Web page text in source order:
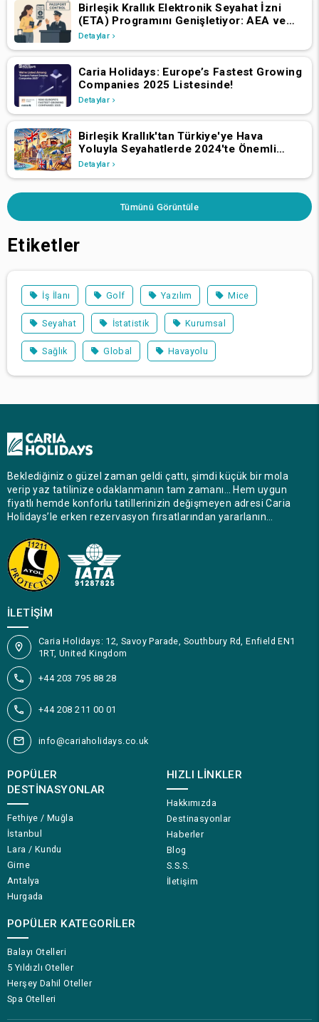
Birleşik Krallık Elektronik Seyahat İzni
(ETA) Programını Genişletiyor: AEA ve
İsviçre Vatandaşlarının 2 Nisan 2025'ten
Detaylar
Caria Holidays: Europe’s Fastest Growing
Companies 2025 Listesinde!
Detaylar
Birleşik Krallık'tan Türkiye'ye Hava
Yoluyla Seyahatlerde 2024'te Önemli
Büyüme
Detaylar
Tümünü Görüntüle
Etiketler
İş İlanı Golf Yazılım Mice
Seyahat İstatistik Kurumsal
Sağlık Global Havayolu
Beklediğiniz o güzel zaman geldi çattı, şimdi küçük bir mola
verip yaz tatilinize odaklanmanın tam zamanı… Hem uygun
fiyatlı hemde konforlu tatillerinizin değişmeyen adresi Caria
Holidays’le erken rezervasyon fırsatlarından yararlanın…
İLETIŞIM
Caria Holidays: 12, Savoy Parade, Southbury Rd, Enfield EN1
1RT, United Kingdom
+44 203 795 88 28
+44 208 211 00 01
info@cariaholidays.co.uk
POPÜLER
DESTINASYONLAR
Fethiye / Muğla
İstanbul
Lara / Kundu
Girne
Antalya
Hurgada
POPÜLER KATEGORILER
Balayı Otelleri
5 Yıldızlı Oteller
Herşey Dahil Oteller
Spa Otelleri
HIZLI LINKLER
Hakkımızda
Destinasyonlar
Haberler
Blog
S.S.S.
İletişim